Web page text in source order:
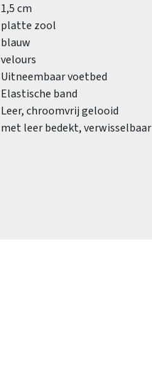
1,5 cm
platte zool
blauw
velours
Uitneembaar voetbed
Elastische band
Leer, chroomvrij gelooid
met leer bedekt, verwisselbaar